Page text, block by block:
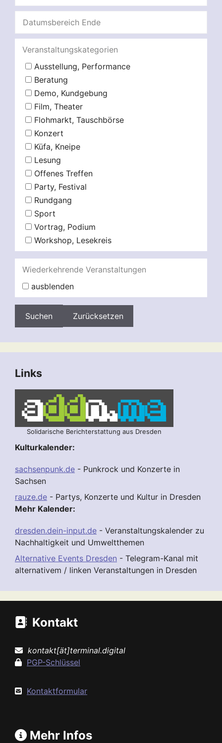
Veranstaltungskategorien
Ausstellung, Performance
Beratung
Demo, Kundgebung
Film, Theater
Flohmarkt, Tauschbörse
Konzert
Küfa, Kneipe
Lesung
Offenes Treffen
Party, Festival
Rundgang
Sport
Vortrag, Podium
Workshop, Lesekreis
Wiederkehrende Veranstaltungen
ausblenden
Zurücksetzen
Links
Solidarische Berichterstattung aus Dresden
Kulturkalender:
sachsenpunk.de - Punkrock und Konzerte in
Sachsen
rauze.de - Partys, Konzerte und Kultur in Dresden
Mehr Kalender:
dresden.dein-input.de - Veranstaltungskalender zu
Nachhaltigkeit und Umweltthemen
Alternative Events Dresden - Telegram-Kanal mit
alternativem / linken Veranstaltungen in Dresden
Kontakt
kontakt[ät]terminal.digital
PGP-Schlüssel
Kontaktformular
Mehr Infos